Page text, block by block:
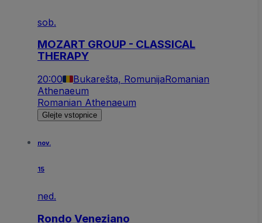
sob.
MOZART GROUP - CLASSICAL
THERAPY
20:00 Bukarešta, RomunijaRomanian
Athenaeum
Romanian Athenaeum
Glejte vstopnice
nov.
15
ned.
Rondo Veneziano